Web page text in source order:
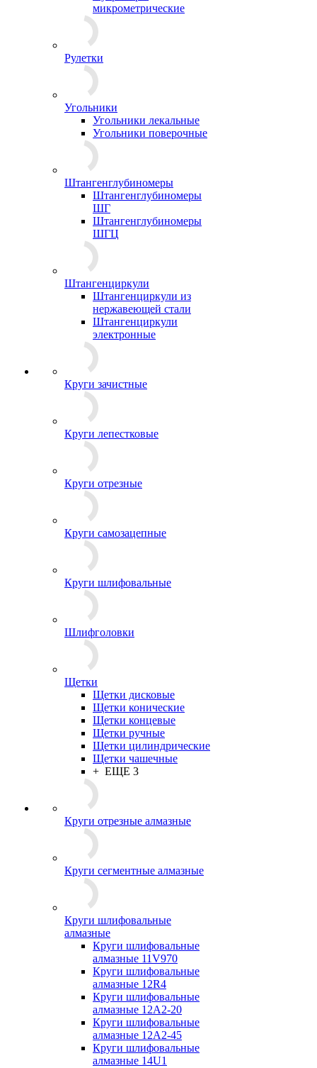
микрометрические
Рулетки
Угольники
Угольники лекальные
Угольники поверочные
Штангенглубиномеры
Штангенглубиномеры
ШГ
Штангенглубиномеры
ШГЦ
Штангенциркули
Штангенциркули из
нержавеющей стали
Штангенциркули
электронные
Круги зачистные
Круги лепестковые
Круги отрезные
Круги самозацепные
Круги шлифовальные
Шлифголовки
Щетки
Щетки дисковые
Щетки конические
Щетки концевые
Щетки ручные
Щетки цилиндрические
Щетки чашечные
+ ЕЩЕ 3
Круги отрезные алмазные
Круги сегментные алмазные
Круги шлифовальные
алмазные
Круги шлифовальные
алмазные 11V970
Круги шлифовальные
алмазные 12R4
Круги шлифовальные
алмазные 12А2-20
Круги шлифовальные
алмазные 12А2-45
Круги шлифовальные
алмазные 14U1